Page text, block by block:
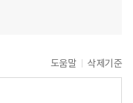
도움말 삭제기준